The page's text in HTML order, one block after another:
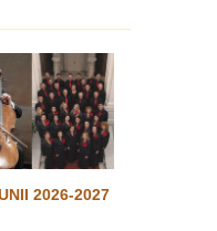
2026-2027